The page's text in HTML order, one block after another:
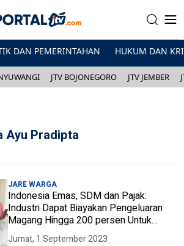
DAN PEMERINTAHAN HUKUM DAN
JTV BOJONEGORO JTV JEMBER
Ayu Pradipta
JARE WARGA
Indonesia Emas, SDM dan Pajak:
Industri Dapat Biayakan Pengeluaran
Magang Hingga 200 persen Untuk
Kurangi Pajak
Jumat, 1 September 2023